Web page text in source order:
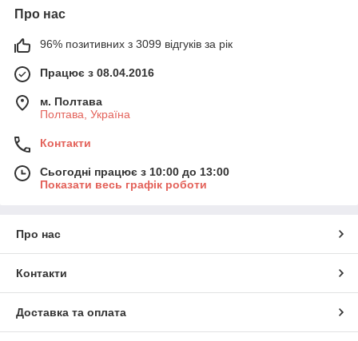
Про нас
96% позитивних з 3099 відгуків за рік
Працює з 08.04.2016
м. Полтава
Полтава, Україна
Контакти
Сьогодні працює з 10:00 до 13:00
Показати весь графік роботи
Про нас
Контакти
Доставка та оплата